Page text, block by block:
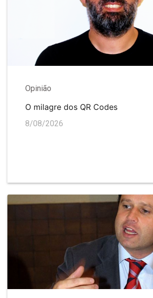
Opinião
O milagre dos QR Codes
8/08/2026